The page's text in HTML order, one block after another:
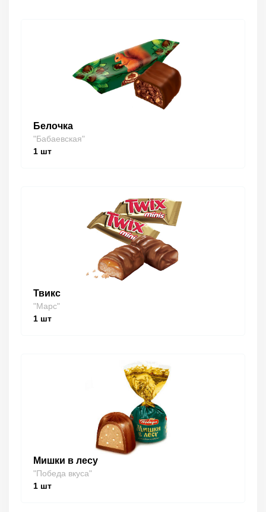
Белочка
"Бабаевская"
1 шт
Твикс
"Марс"
1 шт
Мишки в лесу
"Победа вкуса"
1 шт